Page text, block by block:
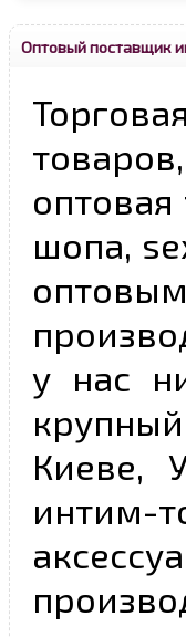
Оптовый поставщик
шопа,
у нас
Киеве,